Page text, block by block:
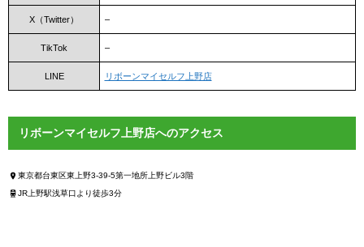
X（Twitter） –
TikTok –
LINE リボーンマイセルフ上野店
リボーンマイセルフ上野店へのアクセス
東京都台東区東上野3-39-5第一地所上野ビル3階
JR上野駅浅草口より徒歩3分